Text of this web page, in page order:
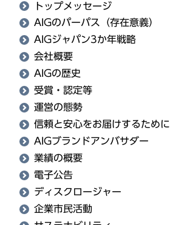
トップメッセージ
AIGのパーパス（存在意義）
AIGジャパン3か年戦略
会社概要
AIGの歴史
受賞・認定等
運営の態勢
信頼と安心をお届けするために
AIGブランドアンバサダー
業績の概要
電子公告
ディスクロージャー
企業市民活動